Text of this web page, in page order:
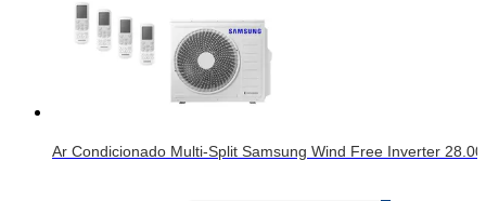
Ar Condicionado Multi-Split Samsung Wind Free Inverter